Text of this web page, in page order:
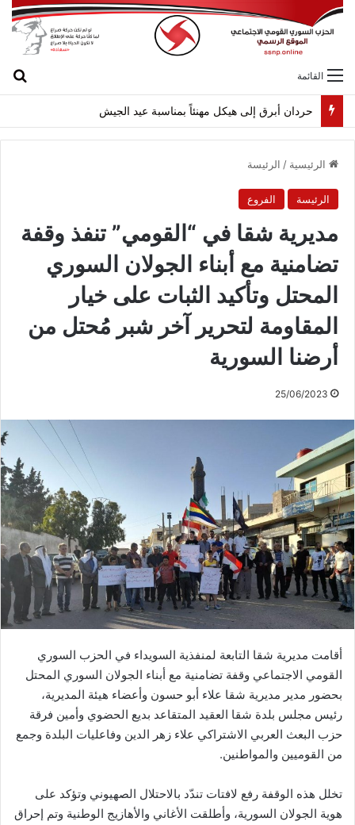
القائمة
حردان أبرق إلى هيكل مهنئاً بمناسبة عيد الجيش
الرئيسية / الرئيسة
الرئيسة الفروع
مديرية شقا في “القومي” تنفذ وقفة
تضامنية مع أبناء الجولان السوري
المحتل وتأكيد الثبات على خيار
المقاومة لتحرير آخر شبر مُحتل من
أرضنا السورية
25/06/2023
أقامت مديرية شقا التابعة لمنفذية السويداء في الحزب السوري
القومي الاجتماعي وقفة تضامنية مع أبناء الجولان السوري المحتل
بحضور مدير مديرية شقا علاء أبو حسون وأعضاء هيئة المديرية،
رئيس مجلس بلدة شقا العقيد المتقاعد بديع الحضوي وأمين فرقة
حزب البعث العربي الاشتراكي علاء زهر الدين وفاعليات البلدة وجمع
من القوميين والمواطنين.
تخلل هذه الوقفة رفع لافتات تندّد بالاحتلال الصهيوني وتؤكد على
هوية الجولان السورية، وأطلقت الأغاني والأهازيج الوطنية وتم إحراق